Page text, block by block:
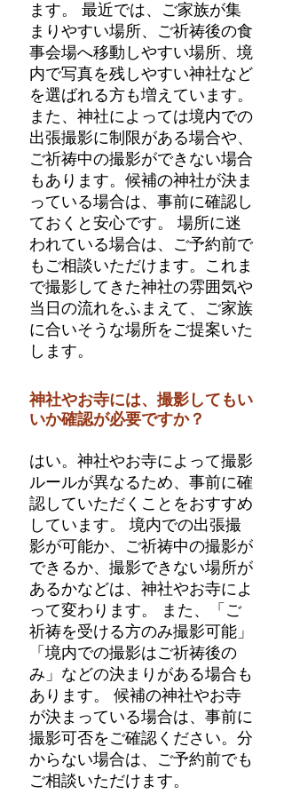
ます。 最近では、ご家族が集
まりやすい場所、ご祈祷後の食
事会場へ移動しやすい場所、境
内で写真を残しやすい神社など
を選ばれる方も増えています。
また、神社によっては境内での
出張撮影に制限がある場合や、
ご祈祷中の撮影ができない場合
もあります。候補の神社が決ま
っている場合は、事前に確認し
ておくと安心です。 場所に迷
われている場合は、ご予約前で
もご相談いただけます。これま
で撮影してきた神社の雰囲気や
当日の流れをふまえて、ご家族
に合いそうな場所をご提案いた
します。
神社やお寺には、撮影してもい
いか確認が必要ですか？
はい。神社やお寺によって撮影
ルールが異なるため、事前に確
認していただくことをおすすめ
しています。 境内での出張撮
影が可能か、ご祈祷中の撮影が
できるか、撮影できない場所が
あるかなどは、神社やお寺によ
って変わります。 また、「ご
祈祷を受ける方のみ撮影可能」
「境内での撮影はご祈祷後の
み」などの決まりがある場合も
あります。 候補の神社やお寺
が決まっている場合は、事前に
撮影可否をご確認ください。分
からない場合は、ご予約前でも
ご相談いただけます。